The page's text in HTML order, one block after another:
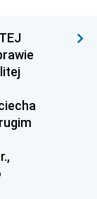
1994
1991
1985
1979